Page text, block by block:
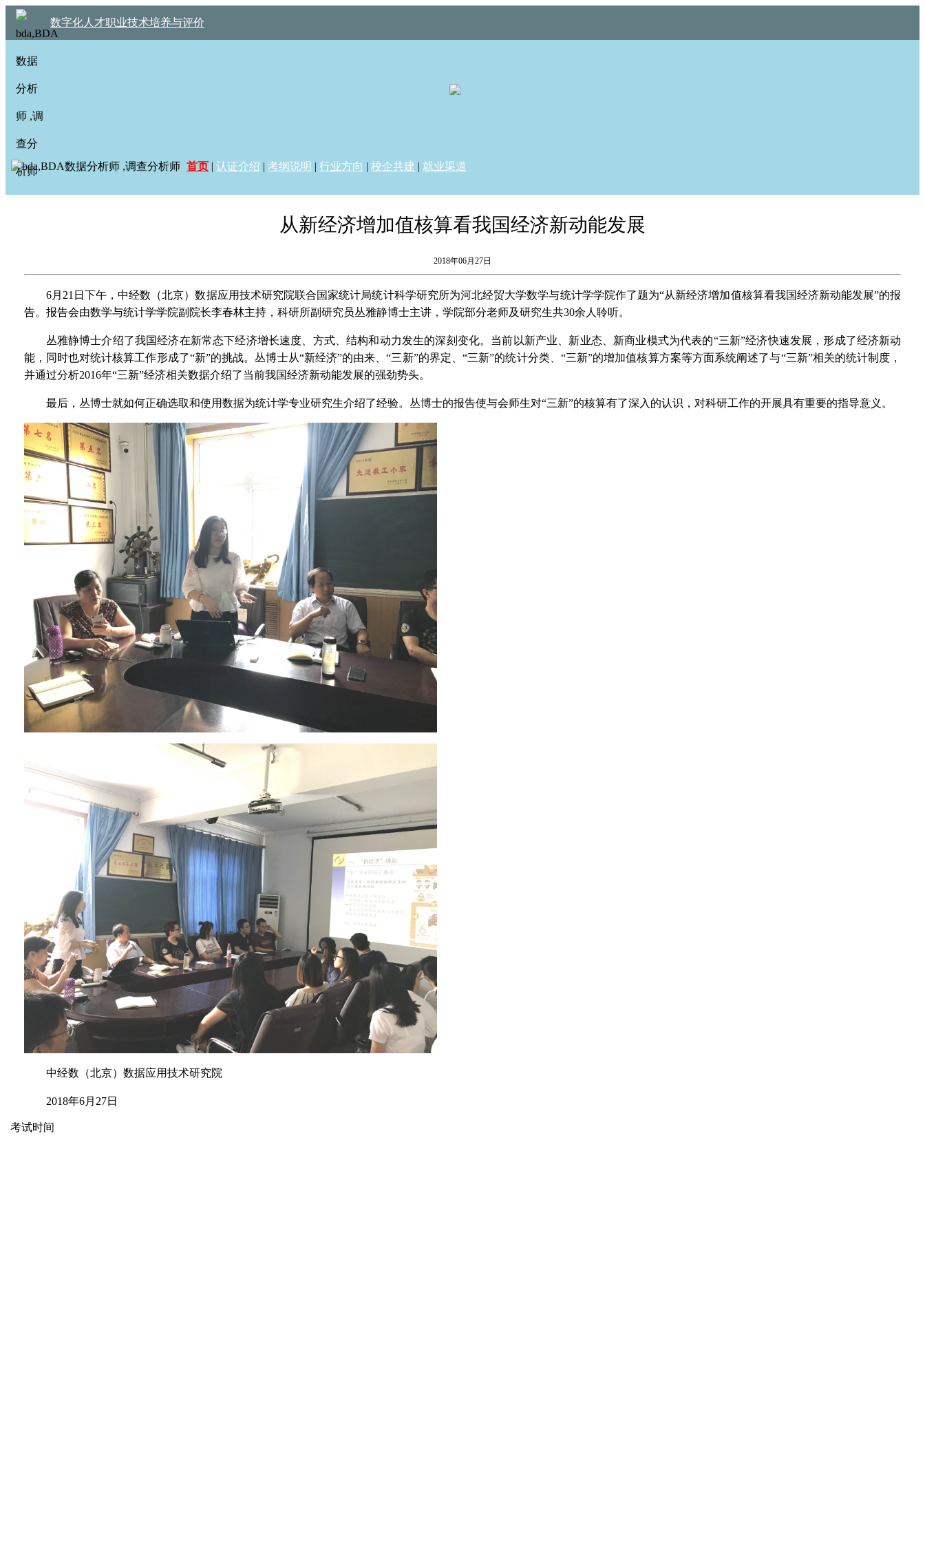
数字化人才职业技术培养与评价
首页 | 认证介绍 | 考纲说明 | 行业方向 | 校企共建 | 就业渠道
从新经济增加值核算看我国经济新动能发展
2018年06月27日
6月21日下午，中经数（北京）数据应用技术研究院联合国家统计局统计科学研究所为河北经贸大学数学与统计学学院作了题为“从新经济增加值核算看我国经济新动能发展”的报
告。报告会由数学与统计学学院副院长李春林主持，科研所副研究员丛雅静博士主讲，学院部分老师及研究生共30余人聆听。
丛雅静博士介绍了我国经济在新常态下经济增长速度、方式、结构和动力发生的深刻变化。当前以新产业、新业态、新商业模式为代表的“三新”经济快速发展，形成了经济新动
能，同时也对统计核算工作形成了“新”的挑战。丛博士从“新经济”的由来、“三新”的界定、“三新”的统计分类、“三新”的增加值核算方案等方面系统阐述了与“三新”相关的统计制度，
并通过分析2016年“三新”经济相关数据介绍了当前我国经济新动能发展的强劲势头。
最后，丛博士就如何正确选取和使用数据为统计学专业研究生介绍了经验。丛博士的报告使与会师生对“三新”的核算有了深入的认识，对科研工作的开展具有重要的指导意义。
中经数（北京）数据应用技术研究院
2018年6月27日
考试时间